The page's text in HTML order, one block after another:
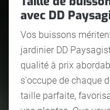
avec DD
Vos buissons
jardinier DD
qualité à prix
s'occupe de chaque
taille parfaite,